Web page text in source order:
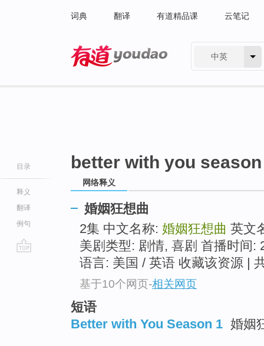
词典 翻译 有道精品课 云笔记
中英
目录
释义
翻译
例句
better with you season
网络释义
婚姻狂想曲
2集 中文名称: 婚姻狂想曲 英文
美剧类型: 剧情, 喜剧 首播时间:
语言: 美国 / 英语 收藏该资源 |
基于10个网页-相关网页
短语
Better with You Season 1 婚姻